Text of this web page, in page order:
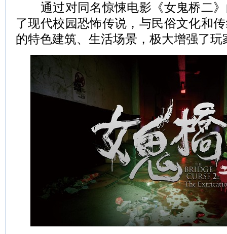
通过对同名惊悚电影《女鬼桥二》
了现代校园恐怖传说，与民俗文化和
的特色建筑、生活场景，极大增强了